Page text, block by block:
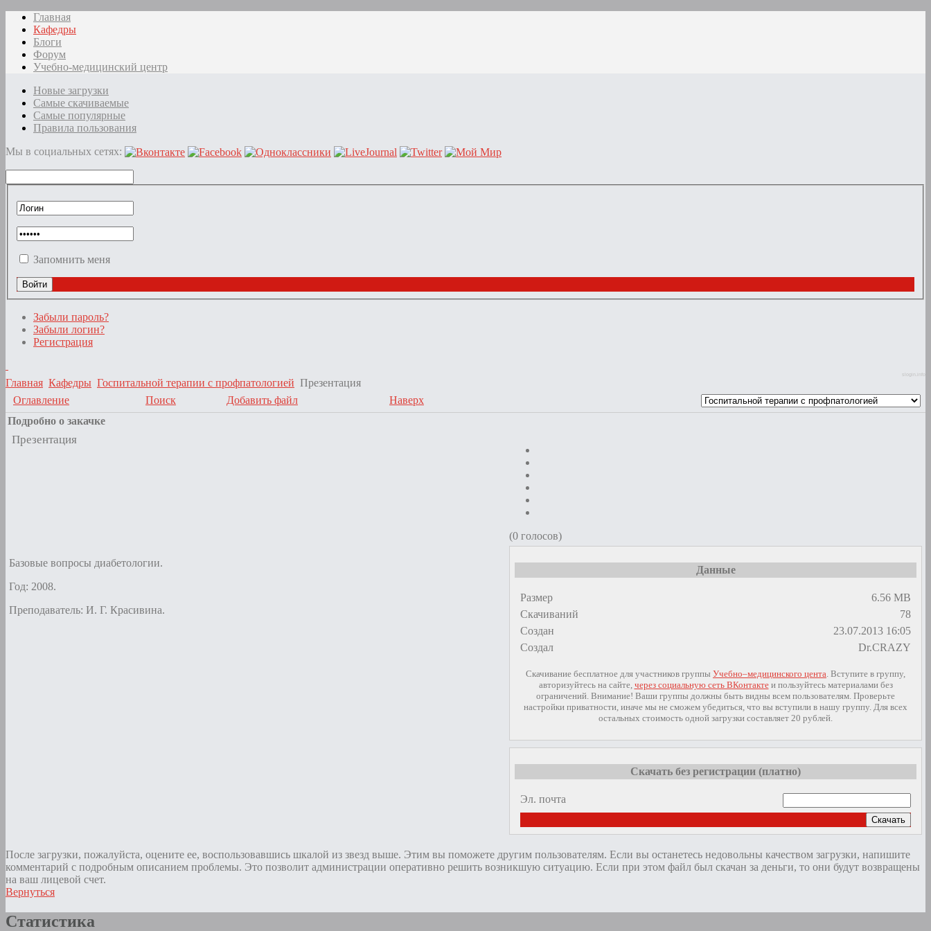
Главная
Кафедры
Блоги
Форум
Учебно-медицинский центр
Новые загрузки
Самые скачиваемые
Самые популярные
Правила пользования
Мы в социальных сетях:
Запомнить меня
Забыли пароль?
Забыли логин?
Регистрация
slogin.info
Главная Кафедры Госпитальной терапии с профпатологией Презентация
Оглавление
Поиск Добавить файл
Наверх
Подробно о закачке
Презентация
(0 голосов)
Базовые вопросы диабетологии.
Год: 2008.
Преподаватель: И. Г. Красивина.
Данные
Размер
6.56 MB
Скачиваний
78
Создан
23.07.2013 16:05
Создал
Dr.CRAZY
Скачивание бесплатное для участников группы Учебно–медицинского цента . Вступите в группу,
авторизуйтесь на сайте, через социальную сеть ВКонтактеи пользуйтесь материалами без
ограничений. Внимание! Ваши группы должны быть видны всем пользователям. Проверьте
настройки приватности, иначе мы не сможем убедиться, что вы вступили в нашу группу. Для всех
остальных стоимость одной загрузки составляет 20 рублей.
Скачать без регистрации (платно)
Эл. почта
Скачать
После загрузки, пожалуйста, оцените ее, воспользовавшись шкалой из звезд выше. Этим вы поможете другим пользователям. Если вы останетесь недовольны качеством загрузки, напишите
комментарий с подробным описанием проблемы. Это позволит администрации оперативно решить возникшую ситуацию. Если при этом файл был скачан за деньги, то они будут возвращены
на ваш лицевой счет.
Вернуться
Статистика